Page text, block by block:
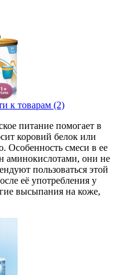
к товарам (2)
питание помогает в
коровий белок или
Особенность смеси в ее
аминокислотами, они не
пользоваться этой
её употребления у
высыпания на коже,